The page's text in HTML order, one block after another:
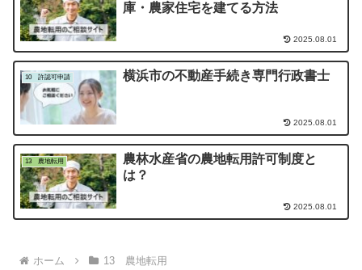
庫・農家住宅を建てる方法
2025.08.01
10 許認可申請 横浜市の不動産手続き専門行政書士
2025.08.01
13 農地転用
農林水産省の農地転用許可制度と
は？
2025.08.01
ホーム 13 農地転用